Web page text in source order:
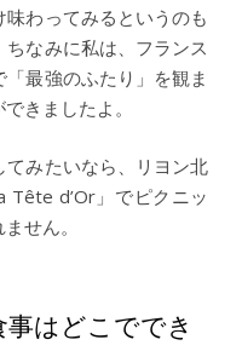
わってみるというのも
なみに私は、フランス
最強のふたり」を観ま
きましたよ。
みたいなら、リヨン北
Tête d’Or」でピクニッ
せん。
事はどこででき